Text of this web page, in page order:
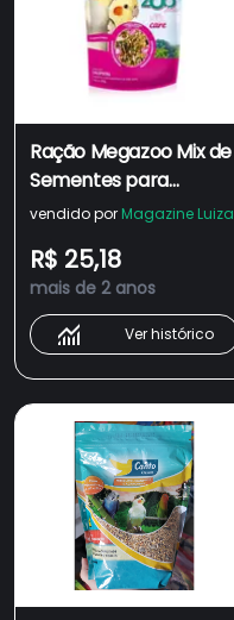
Ração Megazoo Mix de
Sementes para
Calopsitas e Agapornis
vendido por Magazine Luiza
R$ 25,18
mais de 2 anos
Ver histórico